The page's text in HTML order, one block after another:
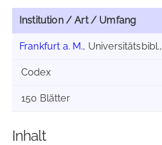
Institution / Art / Umfang
Frankfurt a. M., Universitätsbibl.,
Codex
150 Blätter
Inhalt